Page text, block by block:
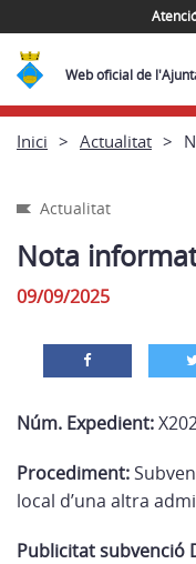
Web oficial de
Inici Actualitat
Actualitat
Nota
09/09/2025
Núm. Expedient:
Procediment:
local d’una altra
Publicitat subvenció